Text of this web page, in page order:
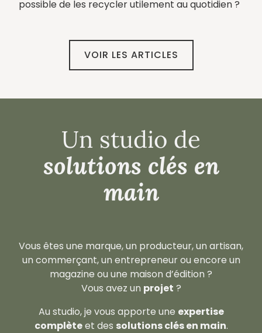
possible de les recycler utilement au quotidien ?
VOIR LES ARTICLES
Un studio de
solutions clés en
main
Vous êtes une marque, un producteur, un artisan,
un commerçant, un entrepreneur ou encore un
magazine ou une maison d’édition ?
Vous avez un projet ?
Au studio, je vous apporte une expertise
complèteet des solutions clés en main.